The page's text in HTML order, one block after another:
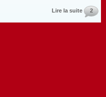
Lire la suite 2